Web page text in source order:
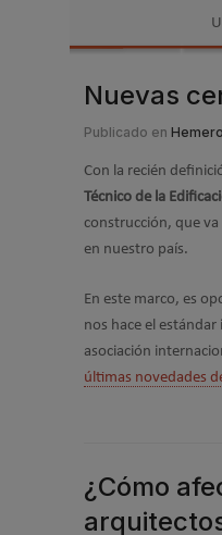
Nuevas
Publicado en
Con la recién
Técnico de la
construcción, que
en nuestro país.
En este marco, es
nos hace el
asociación
últimas novedades
¿Cómo